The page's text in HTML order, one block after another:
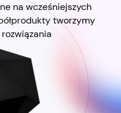
na wcześniejszych
tworzymy